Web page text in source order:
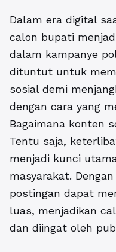
Dalam era digital
calon bupati
dalam kampanye
dituntut untuk
sosial demi
dengan cara yang
Bagaimana konten
Tentu saja,
menjadi kunci
masyarakat.
postingan dapat
luas, menjadikan
dan diingat oleh